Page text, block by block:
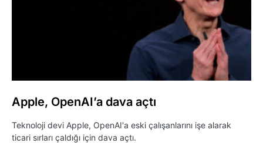
Apple, OpenAI’a dava açtı
Teknoloji devi Apple, OpenAI'a eski çalışanlarını işe alarak
ticari sırları çaldığı için dava açtı.